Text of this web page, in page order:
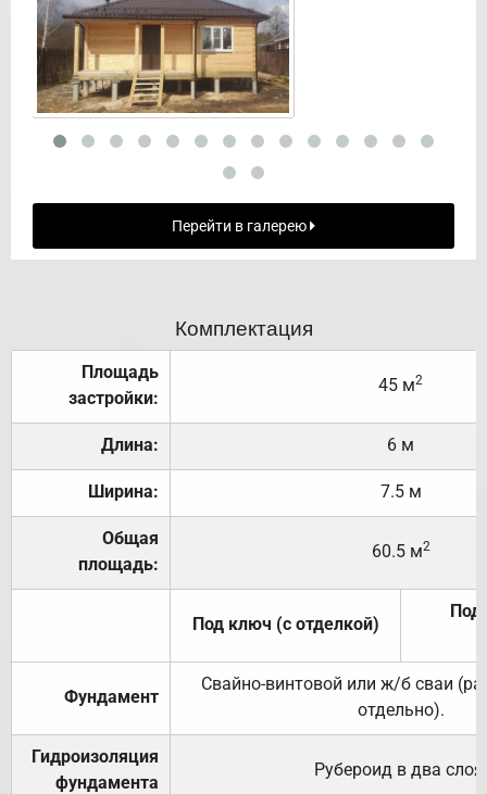
Перейти в галерею
Комплектация
Площадь
застройки:
45 м2
Длина: 6 м
Ширина: 7.5 м
Общая
площадь:
60.5 м2
Под ключ (с отделкой)
Под
Фундамент
Свайно-винтовой или ж/б сваи
отдельно).
Гидроизоляция
фундамента
Рубероид в два слоя.